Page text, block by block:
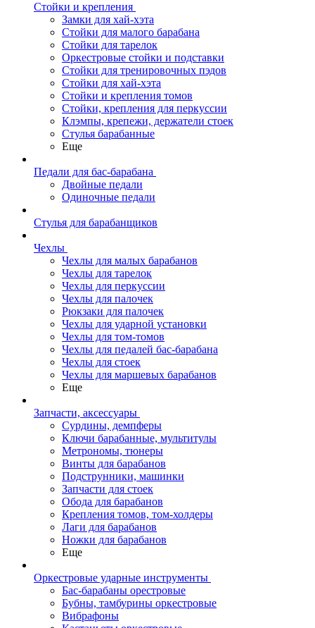
Стойки и крепления
Замки для хай-хэта
Стойки для малого барабана
Стойки для тарелок
Оркестровые стойки и подставки
Стойки для тренировочных пэдов
Стойки для хай-хэта
Стойки и крепления томов
Стойки, крепления для перкуссии
Клэмпы, крепежи, держатели стоек
Стулья барабанные
Еще
Педали для бас-барабана
Двойные педали
Одиночные педали
Стулья для барабанщиков
Чехлы
Чехлы для малых барабанов
Чехлы для тарелок
Чехлы для перкуссии
Чехлы для палочек
Рюкзаки для палочек
Чехлы для ударной установки
Чехлы для том-томов
Чехлы для педалей бас-барабана
Чехлы для стоек
Чехлы для маршевых барабанов
Еще
Запчасти, аксессуары
Сурдины, демпферы
Ключи барабанные, мультитулы
Метрономы, тюнеры
Винты для барабанов
Подструнники, машинки
Запчасти для стоек
Обода для барабанов
Крепления томов, том-холдеры
Лаги для барабанов
Ножки для барабанов
Еще
Оркестровые ударные инструменты
Бас-барабаны орестровые
Бубны, тамбурины оркестровые
Вибрафоны